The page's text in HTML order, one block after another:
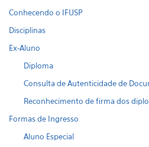
Conhecendo o IFUSP
Disciplinas
Ex-Aluno
Diploma
Consulta de Autenticidade de
Reconhecimento de firma dos
Formas de Ingresso
Aluno Especial